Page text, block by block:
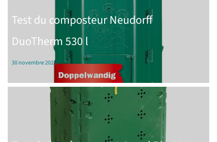
Test du composteur Neudorff
DuoTherm 530 l
30 novembre 2025